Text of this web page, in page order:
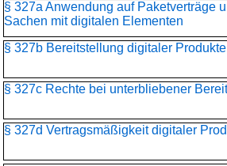
§ 327a Anwendung auf Paketverträge
Sachen mit digitalen Elementen
§ 327b Bereitstellung digitaler Produkte
§ 327c Rechte bei unterbliebener
§ 327d Vertragsmäßigkeit digitaler